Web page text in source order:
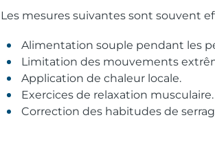
Les mesures suivantes sont souvent
Alimentation souple pendant les
Limitation des mouvements
Application de chaleur locale.
Exercices de relaxation musculaire.
Correction des habitudes de